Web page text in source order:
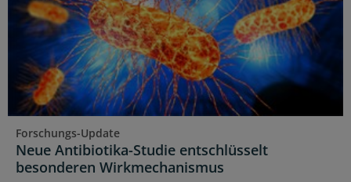
Forschungs-Update
Neue Antibiotika-Studie entschlüsselt
besonderen Wirkmechanismus